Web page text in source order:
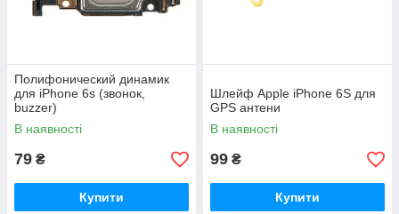
Полифонический динамик
для iPhone 6s (звонок,
buzzer)
В наявності
79 ₴
Купити
Шлейф Apple iPhone 6S для
GPS антени
В наявності
99 ₴
Купити